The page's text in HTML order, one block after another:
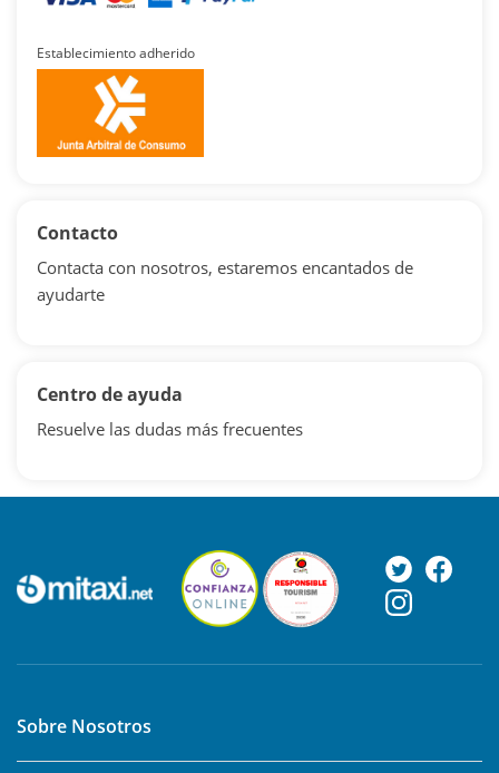
Establecimiento adherido
Contacto
Contacta con nosotros, estaremos encantados de
ayudarte
Centro de ayuda
Resuelve las dudas más frecuentes
Sobre Nosotros